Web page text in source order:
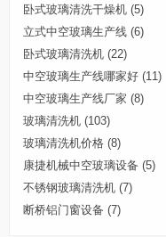
卧式玻璃清洗干燥机 (5)
立式中空玻璃生产线 (6)
卧式玻璃清洗机 (22)
中空玻璃生产线哪家好 (11)
中空玻璃生产线厂家 (8)
玻璃清洗机 (103)
玻璃清洗机价格 (8)
康捷机械中空玻璃设备 (5)
不锈钢玻璃清洗机 (7)
断桥铝门窗设备 (7)